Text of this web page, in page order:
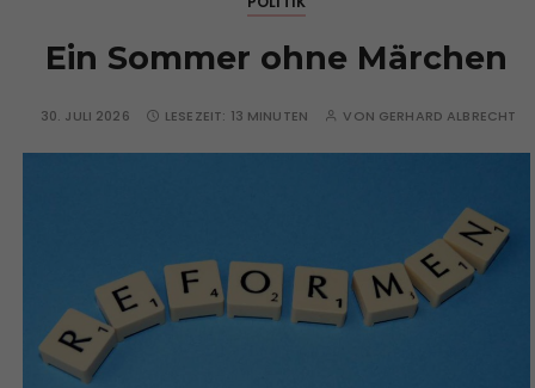
Ein Sommer ohne Märchen
30. JULI 2026 LESEZEIT: 13 MINUTEN VON GERHARD ALBRECHT